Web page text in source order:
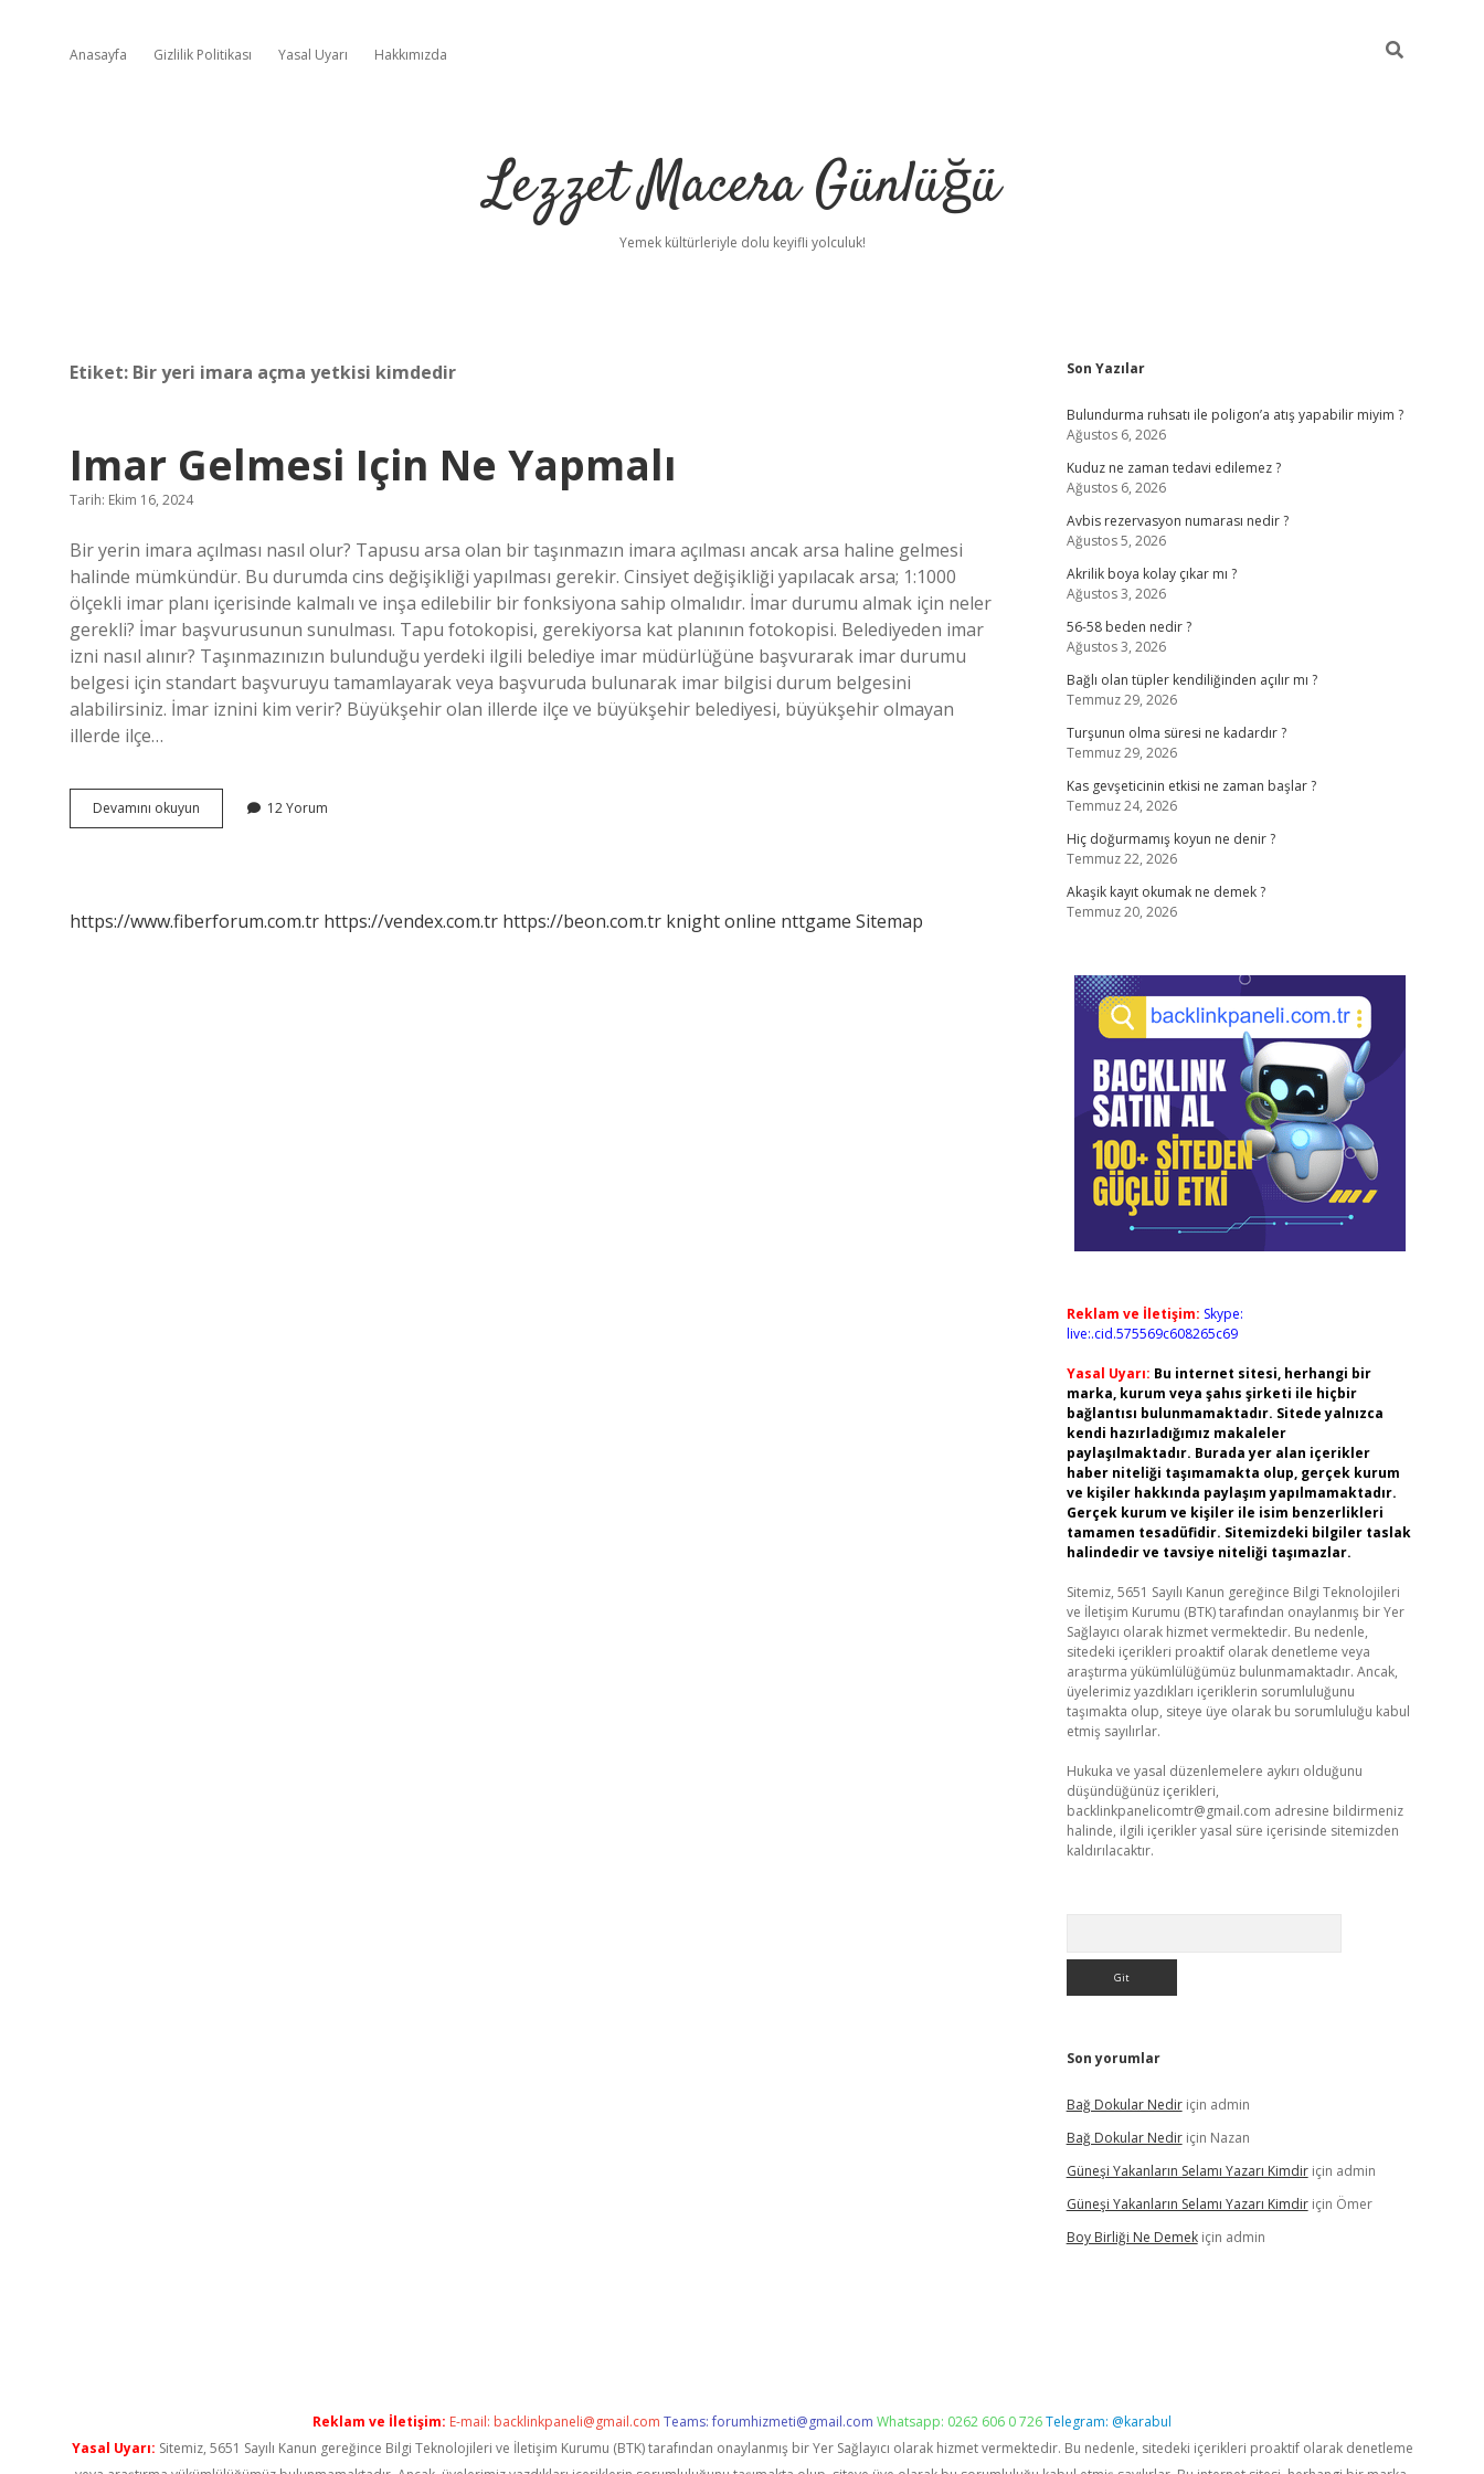
Anasayfa Gizlilik Politikası Yasal Uyarı Hakkımızda
Lezzet Macera Günlüğü
Yemek kültürleriyle dolu keyifli yolculuk!
Etiket: Bir yeri imara açma yetkisi kimdedir
Imar Gelmesi Için Ne Yapmalı
Tarih: Ekim 16, 2024
Bir yerin imara açılması nasıl olur? Tapusu arsa olan bir taşınmazın imara açılması ancak arsa haline gelmesi
halinde mümkündür. Bu durumda cins değişikliği yapılması gerekir. Cinsiyet değişikliği yapılacak arsa; 1:1000
ölçekli imar planı içerisinde kalmalı ve inşa edilebilir bir fonksiyona sahip olmalıdır. İmar durumu almak için neler
gerekli? İmar başvurusunun sunulması. Tapu fotokopisi, gerekiyorsa kat planının fotokopisi. Belediyeden imar
izni nasıl alınır? Taşınmazınızın bulunduğu yerdeki ilgili belediye imar müdürlüğüne başvurarak imar durumu
belgesi için standart başvuruyu tamamlayarak veya başvuruda bulunarak imar bilgisi durum belgesini
alabilirsiniz. İmar iznini kim verir? Büyükşehir olan illerde ilçe ve büyükşehir belediyesi, büyükşehir olmayan
illerde ilçe…
Devamını okuyun
Gelmesi
12 Yorum
https://www.fiberforum.com.tr https://vendex.com.tr https://beon.com.tr knight online nttgame Sitemap
Sidebar
Son Yazılar
Bulundurma ruhsatı ile poligon’a atış yapabilir miyim ?
Ağustos 6, 2026
Kuduz ne zaman tedavi edilemez ?
Ağustos 6, 2026
Avbis rezervasyon numarası nedir ?
Ağustos 5, 2026
Akrilik boya kolay çıkar mı ?
Ağustos 3, 2026
56-58 beden nedir ?
Ağustos 3, 2026
Bağlı olan tüpler kendiliğinden açılır mı ?
Temmuz 29, 2026
Turşunun olma süresi ne kadardır ?
Temmuz 29, 2026
Kas gevşeticinin etkisi ne zaman başlar ?
Temmuz 24, 2026
Hiç doğurmamış koyun ne denir ?
Temmuz 22, 2026
Akaşik kayıt okumak ne demek ?
Temmuz 20, 2026
Reklam ve İletişim: Skype:
live:.cid.575569c608265c69
Yasal Uyarı: Bu internet sitesi, herhangi bir
marka, kurum veya şahıs şirketi ile hiçbir
bağlantısı bulunmamaktadır. Sitede yalnızca
kendi hazırladığımız makaleler
paylaşılmaktadır. Burada yer alan içerikler
haber niteliği taşımamakta olup, gerçek kurum
ve kişiler hakkında paylaşım yapılmamaktadır.
Gerçek kurum ve kişiler ile isim benzerlikleri
tamamen tesadüfidir. Sitemizdeki bilgiler taslak
halindedir ve tavsiye niteliği taşımazlar.
Sitemiz, 5651 Sayılı Kanun gereğince Bilgi Teknolojileri
ve İletişim Kurumu (BTK) tarafından onaylanmış bir Yer
Sağlayıcı olarak hizmet vermektedir. Bu nedenle,
sitedeki içerikleri proaktif olarak denetleme veya
araştırma yükümlülüğümüz bulunmamaktadır. Ancak,
üyelerimiz yazdıkları içeriklerin sorumluluğunu
taşımakta olup, siteye üye olarak bu sorumluluğu kabul
etmiş sayılırlar.
Hukuka ve yasal düzenlemelere aykırı olduğunu
düşündüğünüz içerikleri,
backlinkpanelicomtr@gmail.com adresine bildirmeniz
halinde, ilgili içerikler yasal süre içerisinde sitemizden
kaldırılacaktır.
Son yorumlar
Bağ Dokular Nediriçin admin
Bağ Dokular Nediriçin Nazan
Güneşi Yakanların Selamı Yazarı Kimdiriçin admin
Güneşi Yakanların Selamı Yazarı Kimdiriçin Ömer
Boy Birliği Ne Demekiçin admin
Reklam ve İletişim: E-mail: backlinkpaneli@gmail.com Teams:forumhizmeti@gmail.com Whatsapp: 0262 606 0 726Telegram: @karabul
Yasal Uyarı: Sitemiz, 5651 Sayılı Kanun gereğince Bilgi Teknolojileri ve İletişim Kurumu (BTK) tarafından onaylanmış bir Yer Sağlayıcı olarak hizmet vermektedir. Bu nedenle, sitedeki içerikleri proaktif olarak denetleme